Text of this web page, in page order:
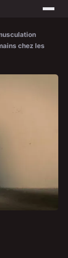
chez les